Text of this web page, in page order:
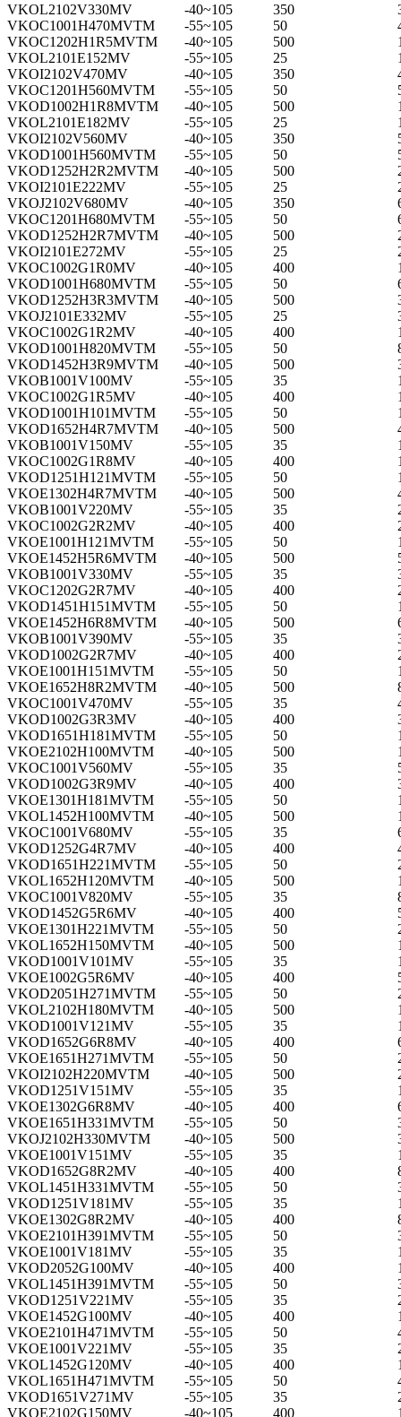
VKOL2102V330MV
-40~105 350
VKOC1001H470MVTM
-55~105 50
VKOC1202H1R5MVTM
-40~105 500
VKOL2101E152MV
-55~105 25
VKOI2102V470MV
-40~105 350
VKOC1201H560MVTM
-55~105 50
VKOD1002H1R8MVTM
-40~105 500
VKOL2101E182MV
-55~105 25
VKOI2102V560MV
-40~105 350
VKOD1001H560MVTM
-55~105 50
VKOD1252H2R2MVTM
-40~105 500
VKOI2101E222MV
-55~105 25
VKOJ2102V680MV
-40~105 350
VKOC1201H680MVTM
-55~105 50
VKOD1252H2R7MVTM
-40~105 500
VKOI2101E272MV
-55~105 25
VKOC1002G1R0MV
-40~105 400
VKOD1001H680MVTM
-55~105 50
VKOD1252H3R3MVTM
-40~105 500
VKOJ2101E332MV
-55~105 25
VKOC1002G1R2MV
-40~105 400
VKOD1001H820MVTM
-55~105 50
VKOD1452H3R9MVTM
-40~105 500
VKOB1001V100MV
-55~105 35
VKOC1002G1R5MV
-40~105 400
VKOD1001H101MVTM
-55~105 50
VKOD1652H4R7MVTM
-40~105 500
VKOB1001V150MV
-55~105 35
VKOC1002G1R8MV
-40~105 400
VKOD1251H121MVTM
-55~105 50
VKOE1302H4R7MVTM
-40~105 500
VKOB1001V220MV
-55~105 35
VKOC1002G2R2MV
-40~105 400
VKOE1001H121MVTM
-55~105 50
VKOE1452H5R6MVTM
-40~105 500
VKOB1001V330MV
-55~105 35
VKOC1202G2R7MV
-40~105 400
VKOD1451H151MVTM
-55~105 50
VKOE1452H6R8MVTM
-40~105 500
VKOB1001V390MV
-55~105 35
VKOD1002G2R7MV
-40~105 400
VKOE1001H151MVTM
-55~105 50
VKOE1652H8R2MVTM
-40~105 500
VKOC1001V470MV
-55~105 35
VKOD1002G3R3MV
-40~105 400
VKOD1651H181MVTM
-55~105 50
VKOE2102H100MVTM
-40~105 500
VKOC1001V560MV
-55~105 35
VKOD1002G3R9MV
-40~105 400
VKOE1301H181MVTM
-55~105 50
VKOL1452H100MVTM
-40~105 500
VKOC1001V680MV
-55~105 35
VKOD1252G4R7MV
-40~105 400
VKOD1651H221MVTM
-55~105 50
VKOL1652H120MVTM
-40~105 500
VKOC1001V820MV
-55~105 35
VKOD1452G5R6MV
-40~105 400
VKOE1301H221MVTM
-55~105 50
VKOL1652H150MVTM
-40~105 500
VKOD1001V101MV
-55~105 35
VKOE1002G5R6MV
-40~105 400
VKOD2051H271MVTM
-55~105 50
VKOL2102H180MVTM
-40~105 500
VKOD1001V121MV
-55~105 35
VKOD1652G6R8MV
-40~105 400
VKOE1651H271MVTM
-55~105 50
VKOI2102H220MVTM
-40~105 500
VKOD1251V151MV
-55~105 35
VKOE1302G6R8MV
-40~105 400
VKOE1651H331MVTM
-55~105 50
VKOJ2102H330MVTM
-40~105 500
VKOE1001V151MV
-55~105 35
VKOD1652G8R2MV
-40~105 400
VKOL1451H331MVTM
-55~105 50
VKOD1251V181MV
-55~105 35
VKOE1302G8R2MV
-40~105 400
VKOE2101H391MVTM
-55~105 50
VKOE1001V181MV
-55~105 35
VKOD2052G100MV
-40~105 400
VKOL1451H391MVTM
-55~105 50
VKOD1251V221MV
-55~105 35
VKOE1452G100MV
-40~105 400
VKOE2101H471MVTM
-55~105 50
VKOE1001V221MV
-55~105 35
VKOL1452G120MV
-40~105 400
VKOL1651H471MVTM
-55~105 50
VKOD1651V271MV
-55~105 35
VKOE2102G150MV
-40~105 400